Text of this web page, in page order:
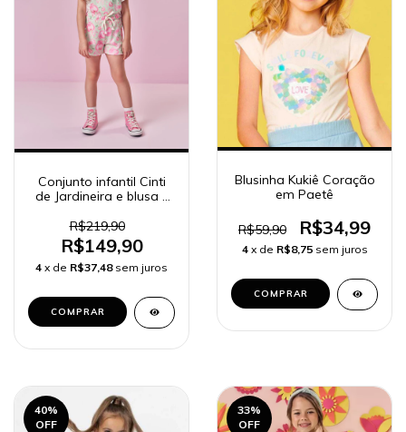
Conjunto infantil Cinti
de Jardineira e blusa -
R$219,90
R$149,90
4 x de R$37,48 sem juros
COMPRAR
Blusinha Kukiê Coração
em Paetê
R$59,90 R$34,99
4 x de R$8,75 sem juros
COMPRAR
40%
OFF
33%
OFF